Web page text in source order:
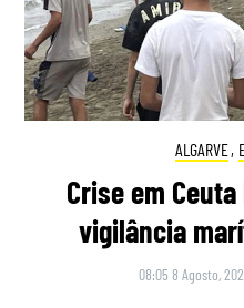
ALGARVE,
Crise em
vigilância
08:05 8 Agosto,